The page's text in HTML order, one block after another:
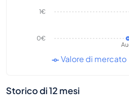
0€
1€
Valore di mercato
Storico di 12 mesi